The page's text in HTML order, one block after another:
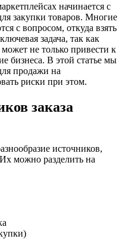
начинается с
закупки товаров. Многие
с вопросом, откуда взять
задача, так как
не только привести к
бизнеса. В этой статье мы
продажи на
риски при этом.
заказа
источников,
можно разделить на